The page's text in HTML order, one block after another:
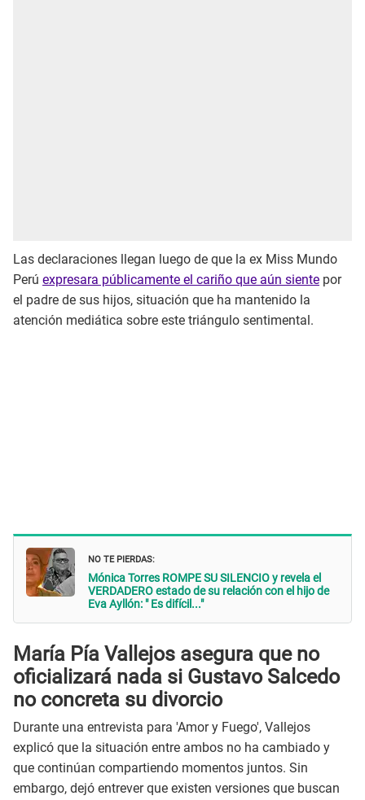
Las declaraciones llegan luego de que la ex Miss Mundo
Perú expresara públicamente el cariño que aún siente por
el padre de sus hijos, situación que ha mantenido la
atención mediática sobre este triángulo sentimental.
NO TE PIERDAS:
Mónica Torres ROMPE SU SILENCIO y revela el
VERDADERO estado de su relación con el hijo de
Eva Ayllón: " Es difícil..."
María Pía Vallejos asegura que no
oficializará nada si Gustavo Salcedo
no concreta su divorcio
Durante una entrevista para 'Amor y Fuego', Vallejos
explicó que la situación entre ambos no ha cambiado y
que continúan compartiendo momentos juntos. Sin
embargo, dejó entrever que existen versiones que buscan